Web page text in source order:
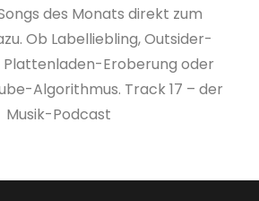
des Monats direkt zum
Ob Labelliebling, Outsider-
Plattenladen-Eroberung oder
Algorithmus. Track 17 – der
Musik-Podcast